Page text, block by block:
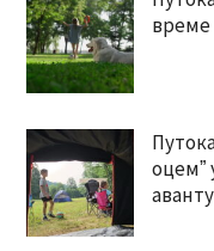
време
оцемˮ